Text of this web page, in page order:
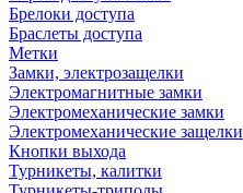
Брелоки доступа
Браслеты доступа
Метки
Замки, электрозащелки
Электромагнитные замки
Электромеханические замки
Электромеханические защелки
Кнопки выхода
Турникеты, калитки